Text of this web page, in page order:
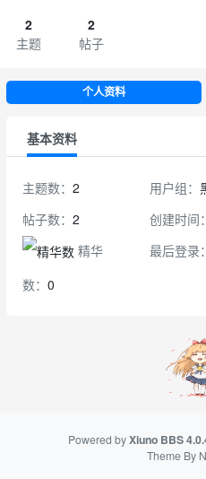
2
主题
2
帖子
个人资料
基本资料
主题数： 2
帖子数： 2
精华
数： 0
用户组：
创建时间
最后登录
Powered byXiuno BBS
Theme By